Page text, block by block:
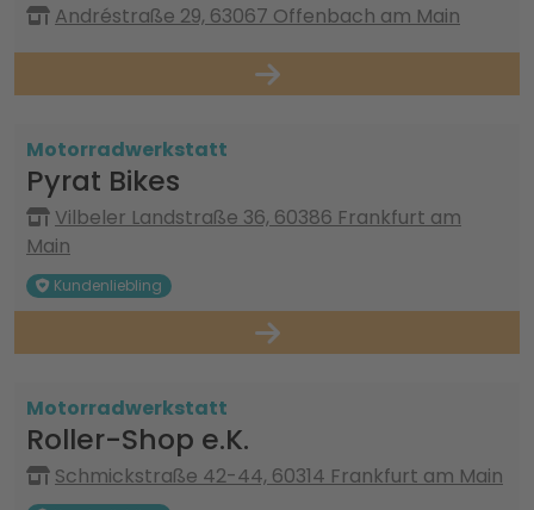
Andréstraße 29, 63067 Offenbach am Main
Motorradwerkstatt
Pyrat Bikes
Vilbeler Landstraße 36, 60386 Frankfurt am
Main
Kundenliebling
Motorradwerkstatt
Roller-Shop e.K.
Schmickstraße 42-44, 60314 Frankfurt am Main